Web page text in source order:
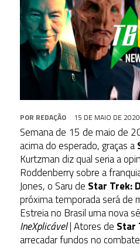
POR REDAÇÃO 15 DE MAIO DE 2020
Semana de 15 de maio de
acima do esperado, graças a
Kurtzman diz qual seria a
Roddenberry sobre a
Jones, o Saru de Star Trek:
próxima temporada será de
Estreia no Brasil uma nova
IneXplicável| Atores de Star
arrecadar fundos no